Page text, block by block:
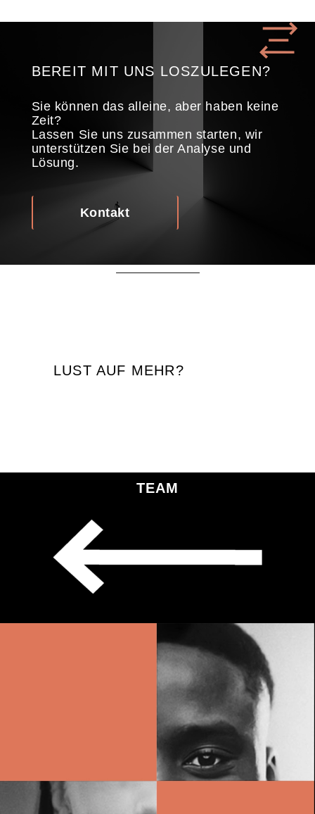
BEREIT MIT UNS LOSZULEGEN?
Sie können das alleine, aber haben keine
Zeit?
Lassen Sie uns zusammen starten, wir
unterstützen Sie bei der Analyse und
Lösung.
Kontakt
LUST AUF MEHR?
TEAM